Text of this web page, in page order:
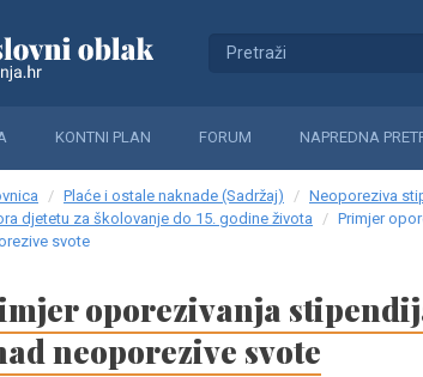
KONTNI PLAN FORUM NAPREDNA
Plaće i ostale naknade (Sadržaj)
Neoporeziva
djetetu za školovanje do 15. godine života
Primjer
svote
oporezivanja
neoporezive svote